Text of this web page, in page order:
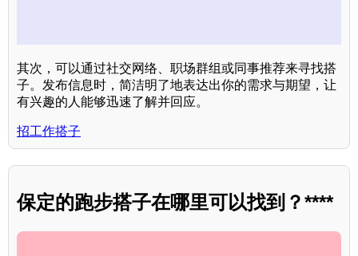
其次，可以通过社交网络、职场群组或同事推荐来寻找搭
子。发布信息时，简洁明了地表达出你的需求与期望，让
有兴趣的人能够迅速了解并回应。
招工作搭子
保定的跑步搭子在哪里可以找到？****